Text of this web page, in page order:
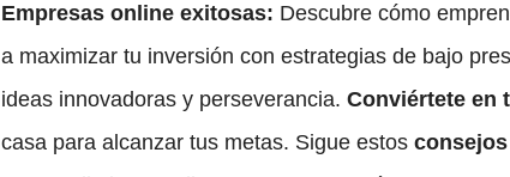
Empresas online exitosas: Descubre cómo
a maximizar tu inversión con estrategias de bajo
ideas innovadoras y perseverancia. Conviértete en
casa para alcanzar tus metas. Sigue estos